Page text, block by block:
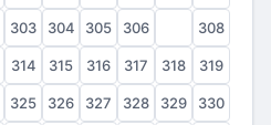
303 304 305 306 308
314 315 316 317 318 319
325 326 327 328 329 330